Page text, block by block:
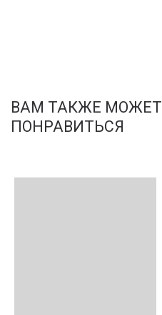
ВАМ ТАКЖЕ МОЖЕТ
ПОНРАВИТЬСЯ